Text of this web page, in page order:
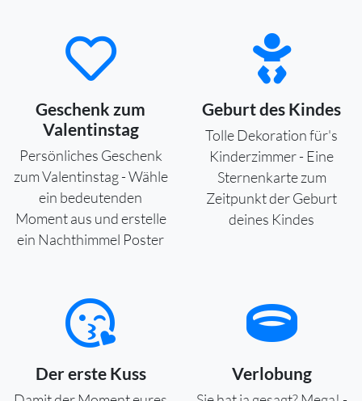
Geschenk zum
Valentinstag
Persönliches Geschenk
zum Valentinstag - Wähle
ein bedeutenden
Moment aus und erstelle
ein Nachthimmel Poster
Geburt des Kindes
Tolle Dekoration für's
Kinderzimmer - Eine
Sternenkarte zum
Zeitpunkt der Geburt
deines Kindes
Der erste Kuss Verlobung